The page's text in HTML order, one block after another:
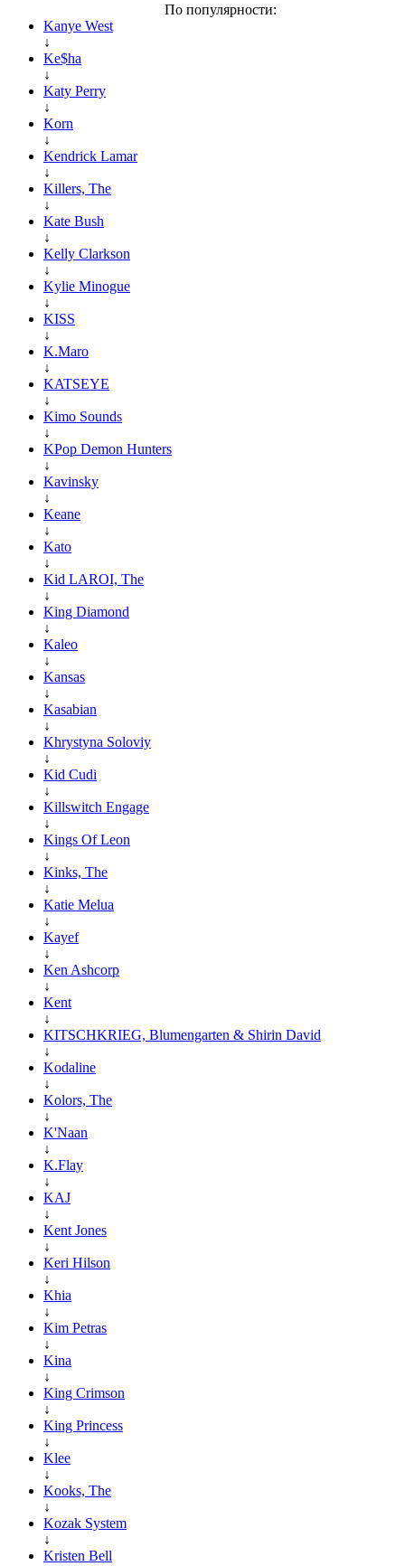
По популярности:
Kanye West
↓
Ke$ha
↓
Katy Perry
↓
Korn
↓
Kendrick Lamar
↓
Killers, The
↓
Kate Bush
↓
Kelly Clarkson
↓
Kylie Minogue
↓
KISS
↓
K.Maro
↓
KATSEYE
↓
Kimo Sounds
↓
KPop Demon Hunters
↓
Kavinsky
↓
Keane
↓
Kato
↓
Kid LAROI, The
↓
King Diamond
↓
Kaleo
↓
Kansas
↓
Kasabian
↓
Khrystyna Soloviy
↓
Kid Cudi
↓
Killswitch Engage
↓
Kings Of Leon
↓
Kinks, The
↓
Katie Melua
↓
Kayef
↓
Ken Ashcorp
↓
Kent
↓
KITSCHKRIEG, Blumengarten & Shirin David
↓
Kodaline
↓
Kolors, The
↓
K'Naan
↓
K.Flay
↓
KAJ
↓
Kent Jones
↓
Keri Hilson
↓
Khia
↓
Kim Petras
↓
Kina
↓
King Crimson
↓
King Princess
↓
Klee
↓
Kooks, The
↓
Kozak System
↓
Kristen Bell